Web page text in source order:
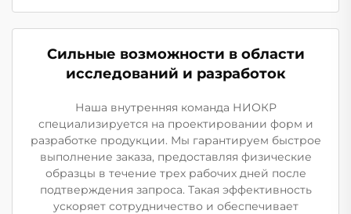
Сильные возможности в области
исследований и разработок
Наша внутренняя команда НИОКР
специализируется на проектировании форм и
разработке продукции. Мы гарантируем быстрое
выполнение заказа, предоставляя физические
образцы в течение трех рабочих дней после
подтверждения запроса. Такая эффективность
ускоряет сотрудничество и обеспечивает